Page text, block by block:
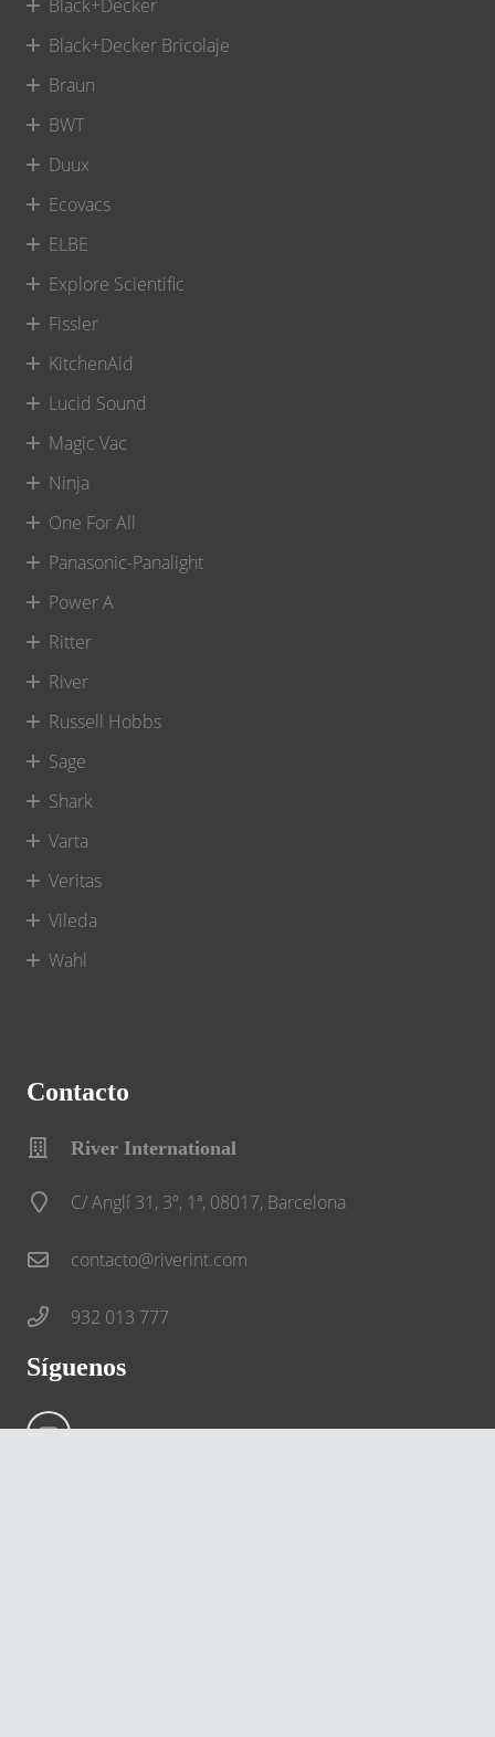
Black+Decker
Black+Decker Bricolaje
Braun
BWT
Duux
Ecovacs
ELBE
Explore Scientific
Fissler
KitchenAid
Lucid Sound
Magic Vac
Ninja
One For All
Panasonic-Panalight
Power A
Ritter
River
Russell Hobbs
Sage
Shark
Varta
Veritas
Vileda
Wahl
Contacto
River International
C/ Anglí 31, 3º, 1ª, 08017, Barcelona
contacto@riverint.com
932 013 777
Síguenos